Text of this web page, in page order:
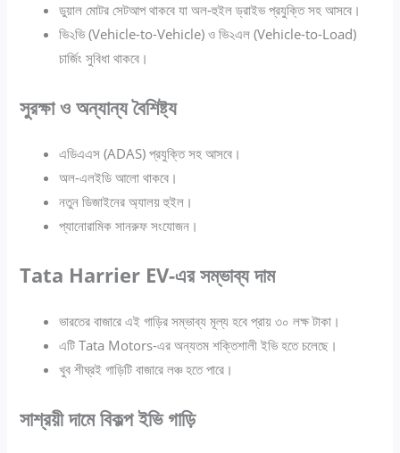
ডুয়াল মোটর সেটআপ থাকবে যা অল-হুইল ড্রাইভ প্রযুক্তি সহ আসবে।
ভি২ভি (Vehicle-to-Vehicle) ও ভি২এল (Vehicle-to-Load)
চার্জিং সুবিধা থাকবে।
সুরক্ষা ও অন্যান্য বৈশিষ্ট্য
এডিএএস (ADAS) প্রযুক্তি সহ আসবে।
অল-এলইডি আলো থাকবে।
নতুন ডিজাইনের অ্যালয় হুইল।
প্যানোরামিক সানরুফ সংযোজন।
Tata Harrier EV-এর সম্ভাব্য দাম
ভারতের বাজারে এই গাড়ির সম্ভাব্য মূল্য হবে প্রায় ৩০ লক্ষ টাকা।
এটি Tata Motors-এর অন্যতম শক্তিশালী ইভি হতে চলেছে।
খুব শীঘ্রই গাড়িটি বাজারে লঞ্চ হতে পারে।
সাশ্রয়ী দামে বিকল্প ইভি গাড়ি